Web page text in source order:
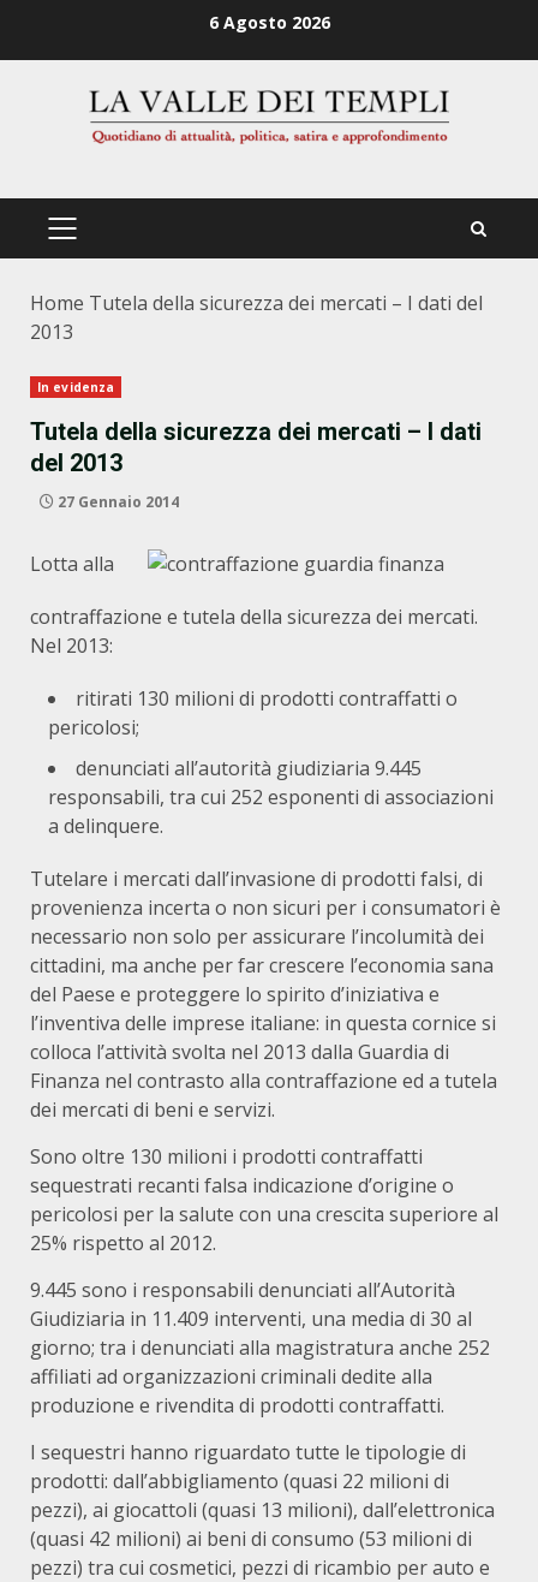
6 Agosto 2026
PRIMÄRES
Home Tutela della sicurezza dei mercati – I dati del
2013
In evidenza
Tutela della sicurezza dei mercati – I dati
del 2013
27 Gennaio 2014
Lotta alla
contraffazione e tutela della sicurezza dei mercati.
Nel 2013:
ritirati 130 milioni di prodotti contraffatti o
pericolosi;
denunciati all’autorità giudiziaria 9.445
responsabili, tra cui 252 esponenti di associazioni
a delinquere.
Tutelare i mercati dall’invasione di prodotti falsi, di
provenienza incerta o non sicuri per i consumatori è
necessario non solo per assicurare l’incolumità dei
cittadini, ma anche per far crescere l’economia sana
del Paese e proteggere lo spirito d’iniziativa e
l’inventiva delle imprese italiane: in questa cornice si
colloca l’attività svolta nel 2013 dalla Guardia di
Finanza nel contrasto alla contraffazione ed a tutela
dei mercati di beni e servizi.
Sono oltre 130 milioni i prodotti contraffatti
sequestrati recanti falsa indicazione d’origine o
pericolosi per la salute con una crescita superiore al
25% rispetto al 2012.
9.445 sono i responsabili denunciati all’Autorità
Giudiziaria in 11.409 interventi, una media di 30 al
giorno; tra i denunciati alla magistratura anche 252
affiliati ad organizzazioni criminali dedite alla
produzione e rivendita di prodotti contraffatti.
I sequestri hanno riguardato tutte le tipologie di
prodotti: dall’abbigliamento (quasi 22 milioni di
pezzi), ai giocattoli (quasi 13 milioni), dall’elettronica
(quasi 42 milioni) ai beni di consumo (53 milioni di
pezzi) tra cui cosmetici, pezzi di ricambio per auto e